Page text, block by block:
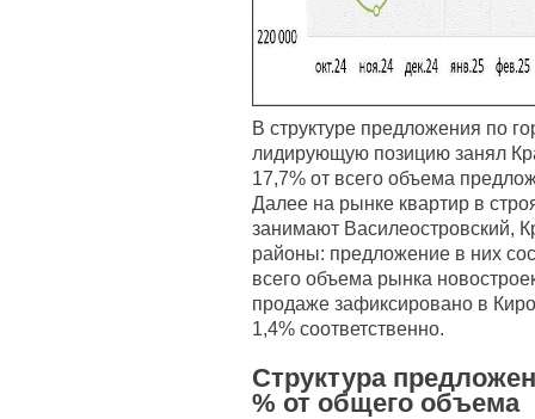
В структуре предложения по
лидирующую позицию занял
17,7% от всего объема
Далее на рынке квартир в
занимают Василеостровский,
районы: предложение в них
всего объема рынка
продаже зафиксировано в
1,4% соответственно.
Структура
% от общего объема